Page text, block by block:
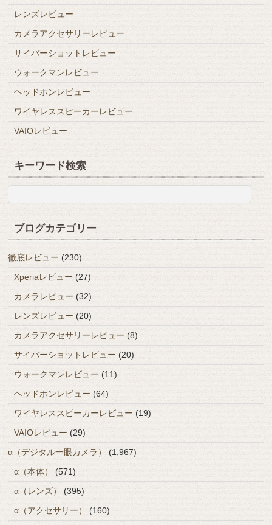
レンズレビュー
カメラアクセサリーレビュー
サイバーショットレビュー
ウォークマンレビュー
ヘッドホンレビュー
ワイヤレススピーカーレビュー
VAIOレビュー
キーワード検索
ブログカテゴリー
徹底レビュー (230)
Xperiaレビュー (27)
カメラレビュー (32)
レンズレビュー (20)
カメラアクセサリーレビュー (8)
サイバーショットレビュー (20)
ウォークマンレビュー (11)
ヘッドホンレビュー (64)
ワイヤレススピーカーレビュー (19)
VAIOレビュー (29)
α（デジタル一眼カメラ）
(1,967)
α（本体）
(571)
α（レンズ）
(395)
α（アクセサリー）
(160)